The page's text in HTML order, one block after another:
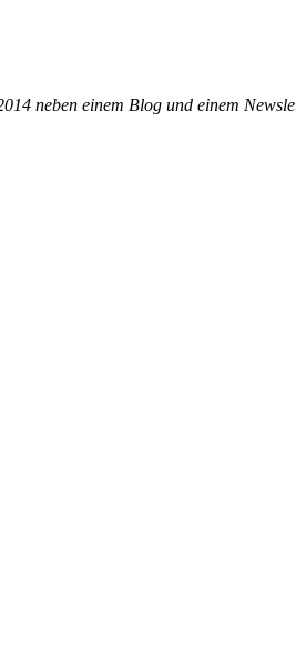
neben einem Blog und einem